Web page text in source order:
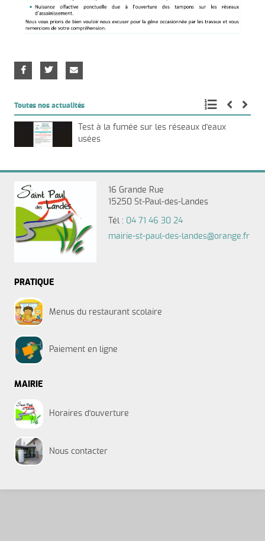
Toutes nos actualités
Test à la fumée sur les réseaux d'eaux
usées
16 Grande Rue
15250 St-Paul-des-Landes
Tél : 04 71 46 30 24
mairie-st-paul-des-landes@orange.fr
PRATIQUE
Menus du restaurant scolaire
Paiement en ligne
MAIRIE
Horaires d'ouverture
Nous contacter